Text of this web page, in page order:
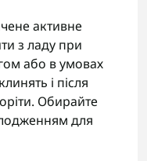
активне
з ладу при
або в умовах
і після
Обирайте
для